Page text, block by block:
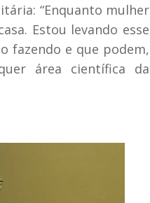
“Enquanto mulher
Estou levando esse
fazendo e que podem,
área científica da